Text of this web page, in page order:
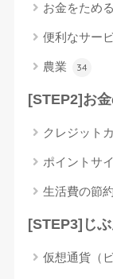
お金をため
便利なサー
農業 34
[STEP2]お
クレジット
ポイントサ
生活費の節
[STEP3]じ
仮想通貨（